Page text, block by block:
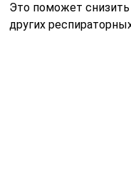
Это поможет
других